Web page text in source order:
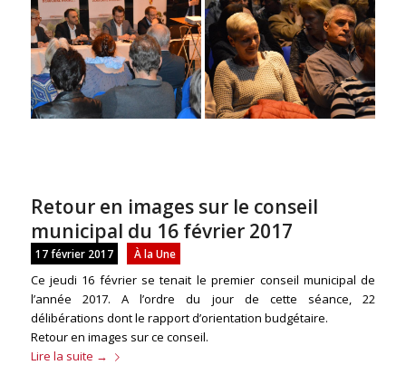
Retour en images sur le conseil
municipal du 16 février 2017
17 février 2017 À la Une
Ce jeudi 16 février se tenait le premier conseil municipal de
l’année 2017. A l’ordre du jour de cette séance, 22
délibérations dont le rapport d’orientation budgétaire.
Retour en images sur ce conseil.
Lire la suite →